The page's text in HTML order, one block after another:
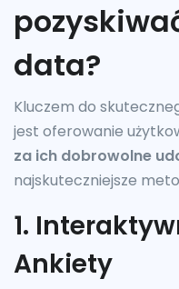
data?
Kluczem do
jest oferowanie
za ich dobrowolne
najskuteczniejsze
1.
Ankiety